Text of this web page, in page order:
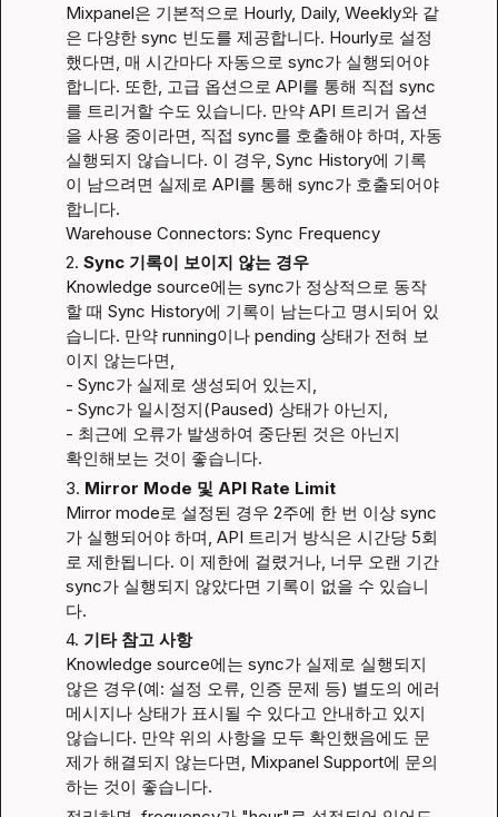
Mixpanel은 기본적으로 Hourly, Daily, Weekly와 같
은 다양한 sync 빈도를 제공합니다. Hourly로 설정
했다면, 매 시간마다 자동으로 sync가 실행되어야
합니다. 또한, 고급 옵션으로 API를 통해 직접 sync
를 트리거할 수도 있습니다. 만약 API 트리거 옵션
을 사용 중이라면, 직접 sync를 호출해야 하며, 자동
실행되지 않습니다. 이 경우, Sync History에 기록
이 남으려면 실제로 API를 통해 sync가 호출되어야
합니다.
Warehouse Connectors: Sync Frequency
2. Sync 기록이 보이지 않는 경우
Knowledge source에는 sync가 정상적으로 동작
할 때 Sync History에 기록이 남는다고 명시되어 있
습니다. 만약 running이나 pending 상태가 전혀 보
이지 않는다면,
- Sync가 실제로 생성되어 있는지,
- Sync가 일시정지(Paused) 상태가 아닌지,
- 최근에 오류가 발생하여 중단된 것은 아닌지
확인해보는 것이 좋습니다.
3. Mirror Mode 및 API Rate Limit
Mirror mode로 설정된 경우 2주에 한 번 이상 sync
가 실행되어야 하며, API 트리거 방식은 시간당 5회
로 제한됩니다. 이 제한에 걸렸거나, 너무 오랜 기간
sync가 실행되지 않았다면 기록이 없을 수 있습니
다.
4. 기타 참고 사항
Knowledge source에는 sync가 실제로 실행되지
않은 경우(예: 설정 오류, 인증 문제 등) 별도의 에러
메시지나 상태가 표시될 수 있다고 안내하고 있지
않습니다. 만약 위의 사항을 모두 확인했음에도 문
제가 해결되지 않는다면, Mixpanel Support에 문의
하는 것이 좋습니다.